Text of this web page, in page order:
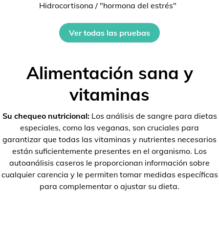
Hidrocortisona / "hormona del estrés"
Ver todas las pruebas
Alimentación sana y
vitaminas
Su chequeo nutricional:Los análisis de sangre para dietas
especiales, como las veganas, son cruciales para
garantizar que todas las vitaminas y nutrientes necesarios
están suficientemente presentes en el organismo. Los
autoanálisis caseros le proporcionan información sobre
cualquier carencia y le permiten tomar medidas específicas
para complementar o ajustar su dieta.